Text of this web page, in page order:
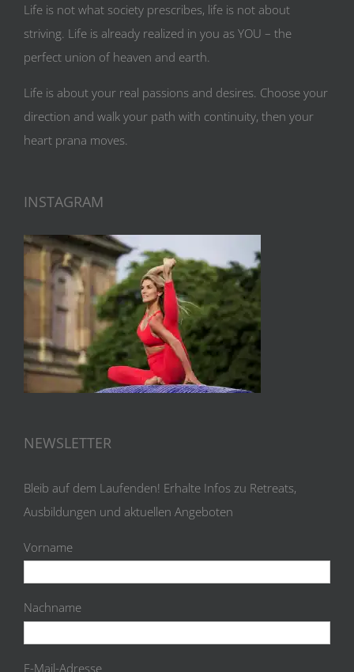
Life is not what society prescribes, life is not about
striving. Life is already realized in you as YOU – the
perfect union of heaven and earth.
Life is about your real passions and desires. Choose your
direction and walk your path with continuity, then your
heart prana moves.
INSTAGRAM
NEWSLETTER
Bleib auf dem Laufenden! Erhalte Infos zu Retreats,
Ausbildungen und aktuellen Angeboten
Vorname
Nachname
E-Mail-Adresse